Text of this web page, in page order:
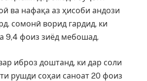
ва нафақа аз ҳисоби андози
сомонӣ ворид гардид, ки
9,4 фоиз зиёд мебошад.
иброз доштанд, ки дар соли
рушди соҳаи саноат 20 фоиз